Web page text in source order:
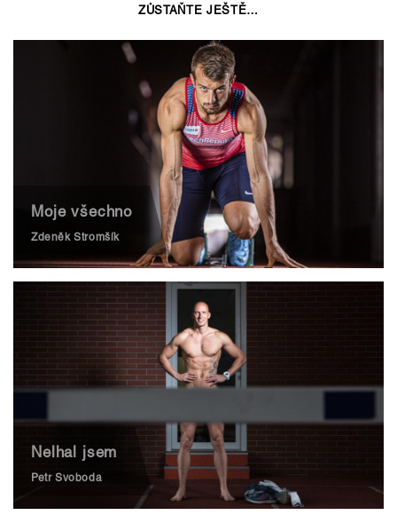
ZŮSTAŇTE JEŠTĚ…
Moje všechno
Zdeněk Stromšík
Nelhal jsem
Petr Svoboda